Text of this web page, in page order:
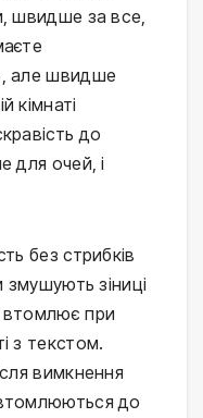
швидше за все,
але швидше
кімнаті
до
для очей, і
без стрибків
змушують зіниці
втомлює при
з текстом.
вимкнення
до